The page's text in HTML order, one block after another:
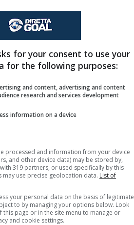
– foto da Ansa
bocca per i tifosi, che
ultimi 15 giorni di
dal momento che ben
mette la strada in
a vedere le ultime
top club stranieri
l’Intersta
non si può non
for your consent to use your
for the following purposes:
and content, advertising and content
research and services development
information on a device
processed and information from your device
and other device data) may be stored by,
319 partners, or used specifically by this
may use precise geolocation data. List of
your personal data on the basis of legitimate
to by managing your options below. Look
page or in the site menu to manage or
and cookie settings.